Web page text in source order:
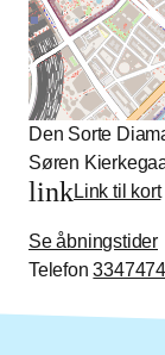
Den Sorte
Søren
linkLink til kort
Se åbningstider
Telefon